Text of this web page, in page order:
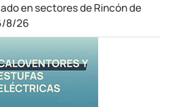
en sectores de Rincón de
8/26